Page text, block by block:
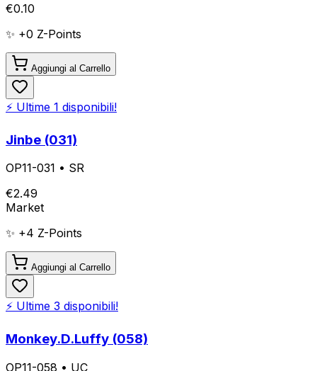
€0.10
✨ +0 Z-Points
Aggiungi al Carrello
⚡ Ultime 1 disponibili!
Jinbe (031)
OP11-031 • SR
€2.49
Market
✨ +4 Z-Points
Aggiungi al Carrello
⚡ Ultime 3 disponibili!
Monkey.D.Luffy (058)
OP11-058 • UC